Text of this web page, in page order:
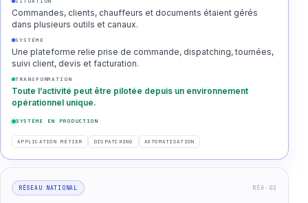
Commandes, clients, chauffeurs et documents étaient gérés
dans plusieurs outils et canaux.
SYSTÈME
Une plateforme relie prise de commande, dispatching, tournées,
suivi client, devis et facturation.
TRANSFORMATION
Toute l’activité peut être pilotée depuis un environnement
opérationnel unique.
SYSTÈME EN PRODUCTION
APPLICATION MÉTIER DISPATCHING AUTOMATISATION
RÉSEAU NATIONAL RÉA·02